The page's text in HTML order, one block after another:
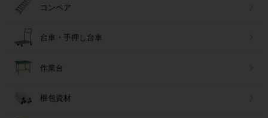
コンベア
台車・手押し台車
作業台
梱包資材